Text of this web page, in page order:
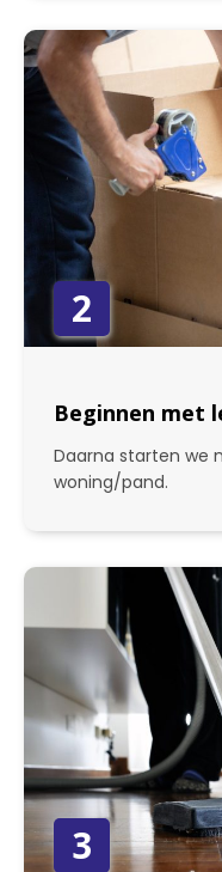
2
Beginnen met
Daarna starten we
woning/pand.
3